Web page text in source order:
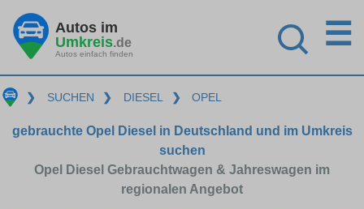
Autos im
Umkreis.de
Autos einfach finden
☰
❯ SUCHEN ❯ DIESEL ❯ OPEL
gebrauchte Opel Diesel in Deutschland und im Umkreis
suchen
Opel Diesel Gebrauchtwagen & Jahreswagen im
regionalen Angebot